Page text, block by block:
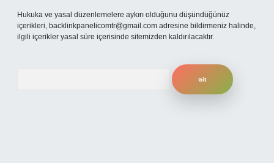
Hukuka ve yasal düzenlemelere aykırı olduğunu düşündüğünüz
içerikleri, backlinkpanelicomtr@gmail.com adresine bildirmeniz halinde,
ilgili içerikler yasal süre içerisinde sitemizden kaldırılacaktır.